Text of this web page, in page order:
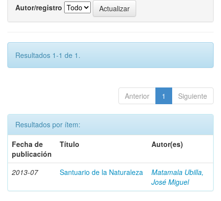
Autor/registro
Resultados 1-1 de 1.
Anterior 1 Siguiente
Resultados por ítem:
Fecha de
publicación
Título Autor(es)
2013-07 Santuario de la Naturaleza
Matamala Ubilla,
José Miguel